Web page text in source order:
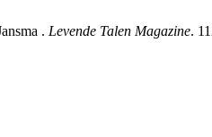
. Levende Talen Magazine.